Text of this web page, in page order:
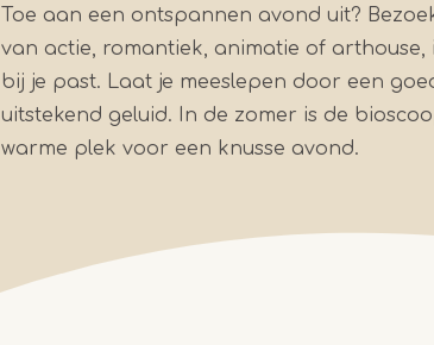
Toe aan een ontspannen avond uit?
van actie, romantiek, animatie of
bij je past. Laat je meeslepen door een
uitstekend geluid. In de zomer is de
warme plek voor een knusse avond.